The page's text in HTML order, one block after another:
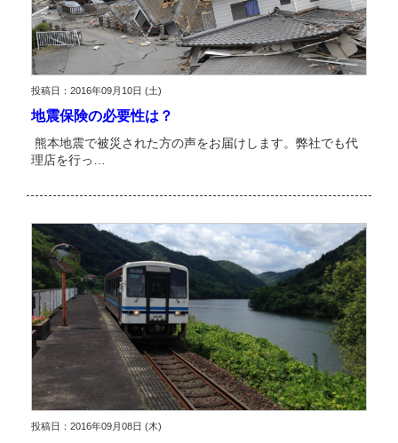
投稿日：2016年09月10日 (土)
地震保険の必要性は？
熊本地震で被災された方の声をお届けします。弊社でも代
理店を行っ…
投稿日：2016年09月08日 (木)